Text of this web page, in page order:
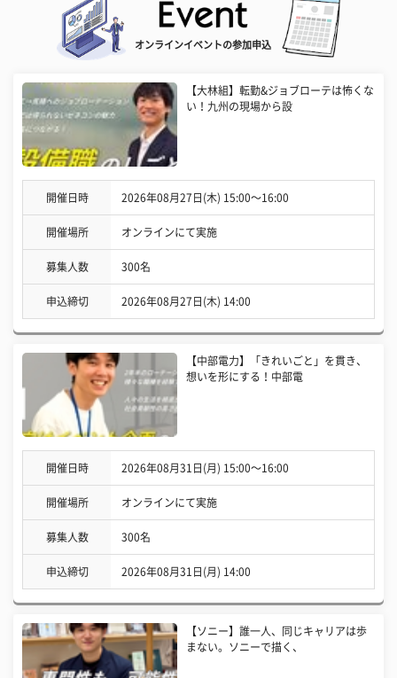
オンラインイベントの参加申込
【大林組】転勤&ジョブローテは怖くな
い！九州の現場から設
開催日時 2026年08月27日(木) 15:00〜16:00
開催場所 オンラインにて実施
募集人数 300名
申込締切 2026年08月27日(木) 14:00
【中部電力】「きれいごと」を貫き、
想いを形にする！中部電
開催日時 2026年08月31日(月) 15:00〜16:00
開催場所 オンラインにて実施
募集人数 300名
申込締切 2026年08月31日(月) 14:00
【ソニー】誰一人、同じキャリアは歩
まない。ソニーで描く、